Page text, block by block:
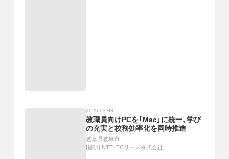
2026.03.03
教職員向けPCを「Mac」に統一、学び
の充実と校務効率化を同時推進
岐阜県岐阜市
[提供] NTT・TCリース株式会社